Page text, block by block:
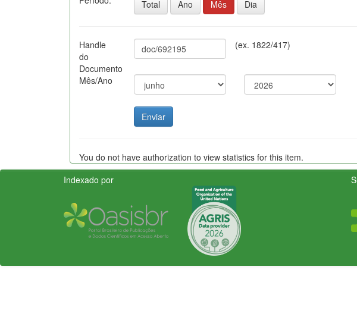
Total Ano Mês Dia
Handle
do
Documento
(ex. 1822/417)
Mês/Ano
You do not have authorization to view statistics for this item.
Indexado por